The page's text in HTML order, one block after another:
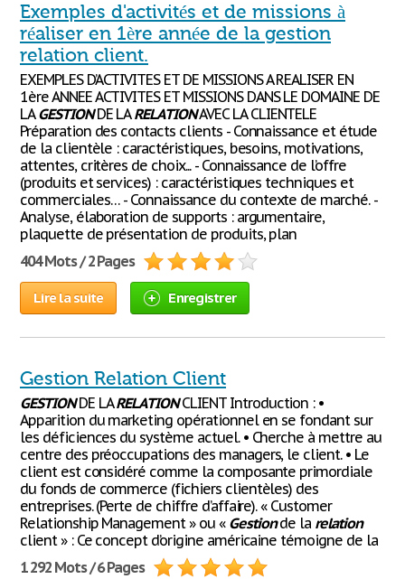
Exemples d'activités et de missions à
réaliser en 1ère année de la gestion
relation client.
EXEMPLES D’ACTIVITES ET DE MISSIONS A REALISER EN
1ère ANNEE ACTIVITES ET MISSIONS DANS LE DOMAINE DE
LAGESTIONDE LARELATIONAVEC LA CLIENTELE
Préparation des contacts clients - Connaissance et étude
de la clientèle : caractéristiques, besoins, motivations,
attentes, critères de choix... - Connaissance de l’offre
(produits et services) : caractéristiques techniques et
commerciales… - Connaissance du contexte de marché. -
Analyse, élaboration de supports : argumentaire,
plaquette de présentation de produits, plan
404 Mots / 2 Pages
Lire la suite Enregistrer
Gestion Relation Client
GESTIONDE LARELATIONCLIENT Introduction : •
Apparition du marketing opérationnel en se fondant sur
les déficiences du système actuel. • Cherche à mettre au
centre des préoccupations des managers, le client. • Le
client est considéré comme la composante primordiale
du fonds de commerce (fichiers clientèles) des
entreprises. (Perte de chiffre d’affaire). « Customer
Relationship Management » ou « Gestionde la relation
client » : Ce concept d’origine américaine témoigne de la
1 292 Mots / 6 Pages